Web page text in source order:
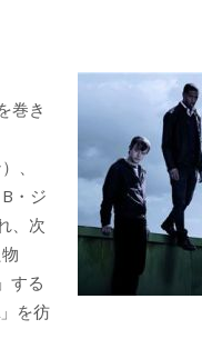
巻き
、
・ジ
、次
する
を彷